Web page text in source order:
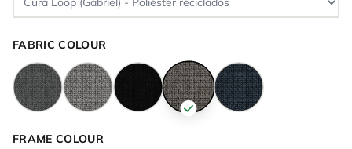
FABRIC COLOUR
FRAME COLOUR